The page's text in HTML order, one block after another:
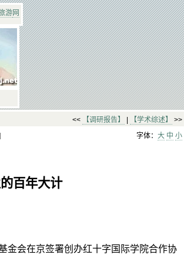
游网
<< 【调研报告】 【学术综述】
>>
字体： 大 中 小
百年大计
金会在京签署创办红十字国际学院合作协